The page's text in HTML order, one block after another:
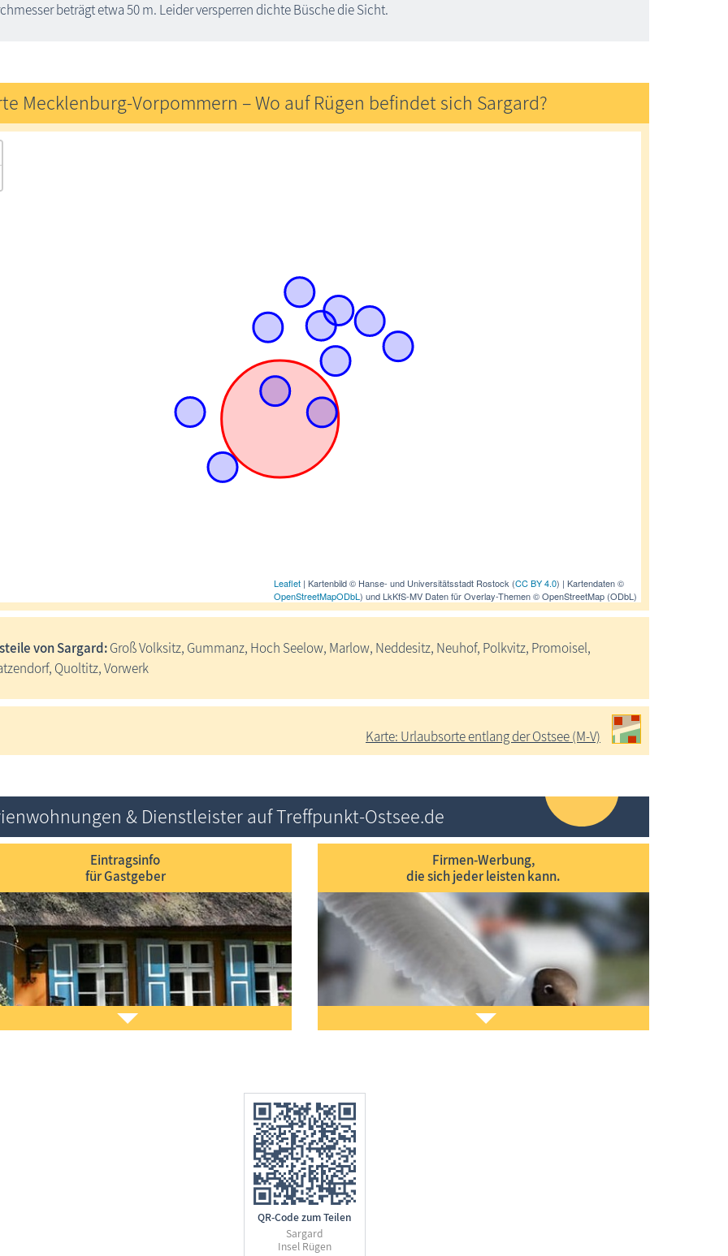
beträgt etwa 50 m. Leider versperren dichte Büsche die Sicht.
Mecklenburg-Vorpommern – Wo auf Rügen befindet sich Sargard?
Leaflet | Kartenbild © Hanse- und Universitätsstadt Rostock (CC BY 4.0) | Kartendaten ©
OpenStreetMapODbL ) und LkKfS-MV Daten für Overlay-Themen © OpenStreetMap (ODbL)
von Sargard:Groß Volksitz, Gummanz, Hoch Seelow, Marlow, Neddesitz, Neuhof, Polkvitz, Promoisel,
Quoltitz, Vorwerk
Karte: Urlaubsorte entlang der Ostsee (M-V)
& Dienstleister auf Treffpunkt-Ostsee.de
Eintragsinfo
für Gastgeber
zu
Firmen-Werbung,
die sich jeder leisten kann.
Sie möchten unseren Gästen
Dienst­lei­stun­gen
Gern unterstützen und beraten wir Sie bei der
QR-Code zum Teilen
Sargard
Insel Rügen